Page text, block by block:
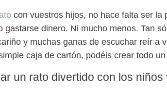
con vuestros hijos, no hace falta ser la
gastarse dinero. Ni mucho menos. Tan
y muchas ganas de escuchar reír a
caja de cartón, podéis crear todo
un rato divertido con los